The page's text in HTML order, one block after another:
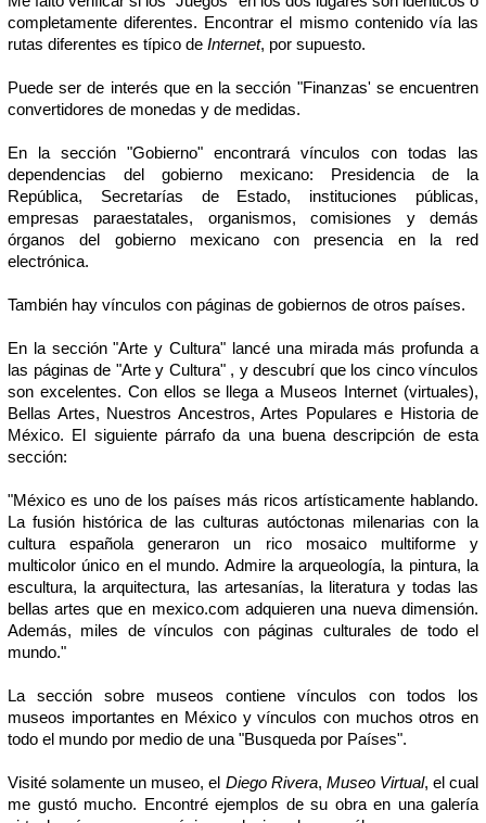
completamente diferentes. Encontrar el mismo contenido vía las
rutas diferentes es típico de Internet, por supuesto.
Puede ser de interés que en la sección "Finanzas' se encuentren
convertidores de monedas y de medidas.
En la sección "Gobierno" encontrará vínculos con todas las
dependencias del gobierno mexicano: Presidencia de la
República, Secretarías de Estado, instituciones públicas,
empresas paraestatales, organismos, comisiones y demás
órganos del gobierno mexicano con presencia en la red
electrónica.
También hay vínculos con páginas de gobiernos de otros países.
En la sección "Arte y Cultura" lancé una mirada más profunda a
las páginas de "Arte y Cultura" , y descubrí que los cinco vínculos
son excelentes. Con ellos se llega a Museos Internet (virtuales),
Bellas Artes, Nuestros Ancestros, Artes Populares e Historia de
México. El siguiente párrafo da una buena descripción de esta
sección:
"México es uno de los países más ricos artísticamente hablando.
La fusión histórica de las culturas autóctonas milenarias con la
cultura española generaron un rico mosaico multiforme y
multicolor único en el mundo. Admire la arqueología, la pintura, la
escultura, la arquitectura, las artesanías, la literatura y todas las
bellas artes que en mexico.com adquieren una nueva dimensión.
Además, miles de vínculos con páginas culturales de todo el
mundo."
La sección sobre museos contiene vínculos con todos los
museos importantes en México y vínculos con muchos otros en
todo el mundo por medio de una "Busqueda por Países".
Visité solamente un museo, el Diego Rivera, Museo Virtual, el cual
me gustó mucho. Encontré ejemplos de su obra en una galería